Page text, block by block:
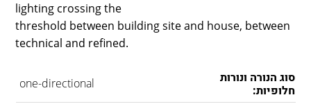
lighting crossing the
threshold between building site and house, between
technical and refined.
סוג הנורה ונורות
חלופיות:
one-directional